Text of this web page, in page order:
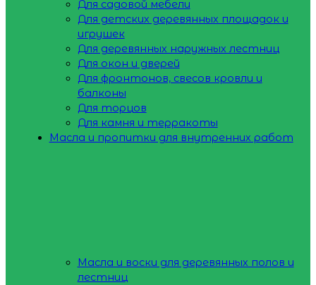
Для садовой мебели
Для детских деревянных площадок и
игрушек
Для деревянных наружных лестниц
Для окон и дверей
Для фронтонов, свесов кровли и
балконы
Для торцов
Для камня и терракоты
Масла и пропитки для внутренних работ
Масла и воски для деревянных полов и
лестниц